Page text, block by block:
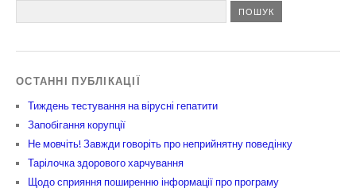
ОСТАННІ ПУБЛІКАЦІЇ
Тиждень тестування на вірусні гепатити
Запобігання корупції
Не мовчіть! Завжди говоріть про неприйнятну поведінку
Тарілочка здорового харчування
Щодо сприяння поширенню інформації про програму